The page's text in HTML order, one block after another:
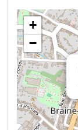
+
−